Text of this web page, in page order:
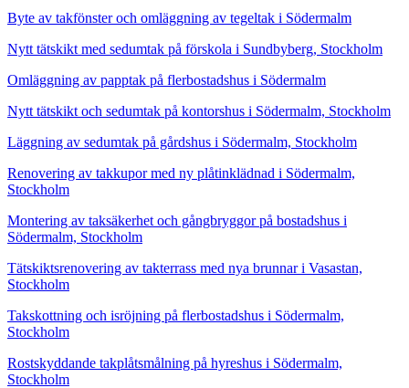
Byte av takfönster och omläggning av tegeltak i Södermalm
Nytt tätskikt med sedumtak på förskola i Sundbyberg, Stockholm
Omläggning av papptak på flerbostadshus i Södermalm
Nytt tätskikt och sedumtak på kontorshus i Södermalm, Stockholm
Läggning av sedumtak på gårdshus i Södermalm, Stockholm
Renovering av takkupor med ny plåtinklädnad i Södermalm,
Stockholm
Montering av taksäkerhet och gångbryggor på bostadshus i
Södermalm, Stockholm
Tätskiktsrenovering av takterrass med nya brunnar i Vasastan,
Stockholm
Takskottning och isröjning på flerbostadshus i Södermalm,
Stockholm
Rostskyddande takplåtsmålning på hyreshus i Södermalm,
Stockholm